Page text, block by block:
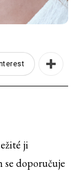
ji
se doporučuje